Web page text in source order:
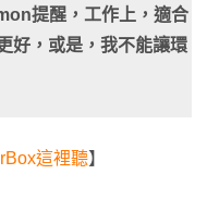
提醒，工作上，適合
好，或是，我不能讓環
這裡聽】